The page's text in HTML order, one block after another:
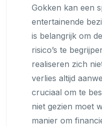
Gokken kan een
entertainende
is belangrijk om
risico’s te
realiseren zich
verlies altijd
cruciaal om te
niet gezien moet
manier om